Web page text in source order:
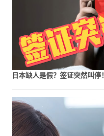
日本缺人是假？签证突然叫停！